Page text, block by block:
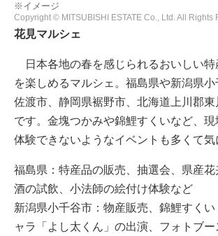
※イメージ
Copyright © MITSUBISHI ESTATE Co., Ltd. All Rights
花見マルシェ
日本各地の春を感じられるおいしい特
を楽しめるマルシェ。福島県や新潟県
佐渡市、静岡県裾野市、北海道上川郡
です。金塊つかみや錦鯉すくいなど、現
体験できないようなイベントも多くて気
福島県：特産品の販売、抽選会、県産
酒の試飲、小法師の絵付け体験など
新潟県小千谷市：物産販売、錦鯉すく
ャラ「よし太くん」の出演、フォトブー